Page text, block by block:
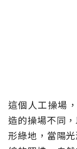
這個人工操場
造的操場不同
形綠地，當陽